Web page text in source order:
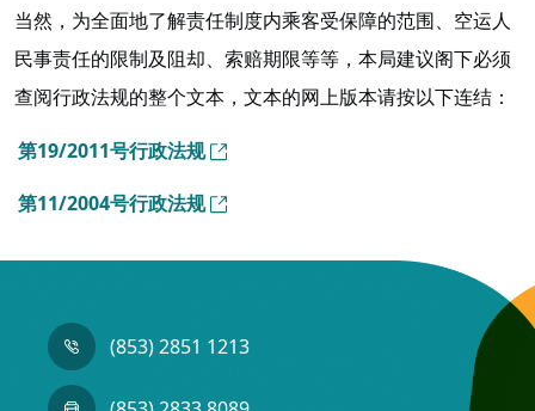
当然，为全面地了解责任制度内乘客受保障的范围、空运人
民事责任的限制及阻却、索赔期限等等，本局建议阁下必须
查阅行政法规的整个文本，文本的网上版本请按以下连结：
第19/2011号行政法规
第11/2004号行政法规
(853) 2851 1213